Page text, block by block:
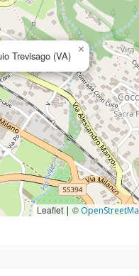
Trevisago (VA) ×
Leaflet | ©